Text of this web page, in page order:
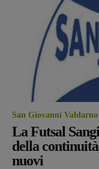
San Giovanni Valdarno
La Futsal
della
nuovi